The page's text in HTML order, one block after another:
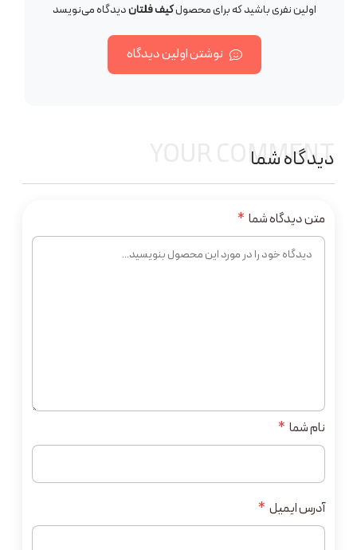
اولین نفری باشید که برای محصولکیف فلتاندیدگاه می‌نویسد
نوشتن اولین دیدگاه
دیدگاه شما
YOUR COMMENT
نام شما *
آدرس ایمیل *
متن دیدگاه شما *